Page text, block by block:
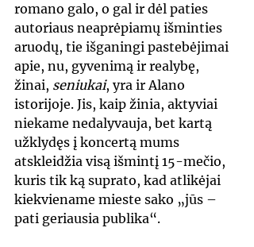
romano galo, o gal ir dėl paties
autoriaus neaprėpiamų išminties
aruodų, tie išganingi pastebėjimai
apie, nu, gyvenimą ir realybę,
žinai, seniukai, yra ir Alano
istorijoje. Jis, kaip žinia, aktyviai
niekame nedalyvauja, bet kartą
užklydęs į koncertą mums
atskleidžia visą išmintį 15-mečio,
kuris tik ką suprato, kad atlikėjai
kiekviename mieste sako „jūs –
pati geriausia publika“.